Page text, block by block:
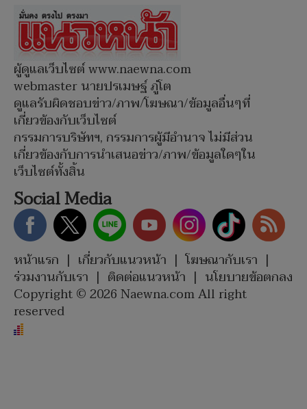
ผู้ดูแลเว็บไซต์ www.naewna.com
webmaster นายปรเมษฐ์ ภู่โต
ดูแลรับผิดชอบข่าว/ภาพ/โฆษณา/ข้อมูลอื่นๆที่
เกี่ยวข้องกับเว็บไซต์
กรรมการบริษัทฯ, กรรมการผู้มีอำนาจ ไม่มีส่วน
เกี่ยวข้องกับการนำเสนอข่าว/ภาพ/ข้อมูลใดๆใน
เว็บไซต์ทั้งสิ้น
Social Media
หน้าแรก | เกี่ยวกับแนวหน้า | โฆษณากับเรา |
ร่วมงานกับเรา | ติดต่อแนวหน้า | นโยบายข้อตกลง
Copyright © 2026 Naewna.com All right
reserved